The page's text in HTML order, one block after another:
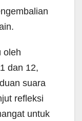
oleh
dan 12,
suara
refleksi
untuk